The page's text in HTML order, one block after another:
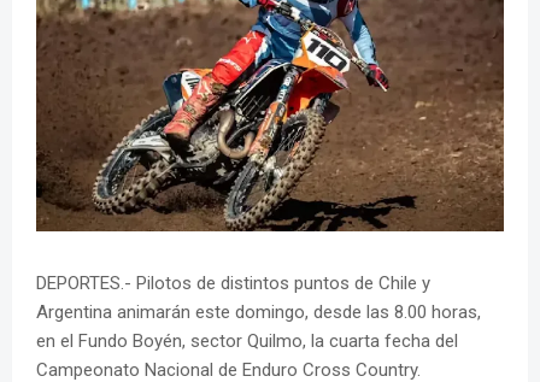
DEPORTES.- Pilotos de distintos puntos de Chile y
Argentina animarán este domingo, desde las 8.00 horas,
en el Fundo Boyén, sector Quilmo, la cuarta fecha del
Campeonato Nacional de Enduro Cross Country.